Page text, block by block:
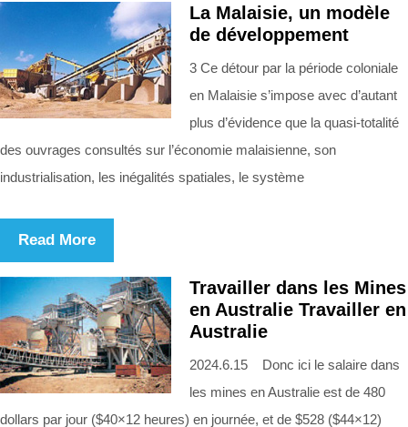
La Malaisie, un modèle
de développement
3 Ce détour par la période coloniale
en Malaisie s’impose avec d’autant
plus d’évidence que la quasi-totalité
des ouvrages consultés sur l’économie malaisienne, son
industrialisation, les inégalités spatiales, le système
Read More
Travailler dans les Mines
en Australie Travailler en
Australie
2024.6.15 Donc ici le salaire dans
les mines en Australie est de 480
dollars par jour ($40×12 heures) en journée, et de $528 ($44×12)